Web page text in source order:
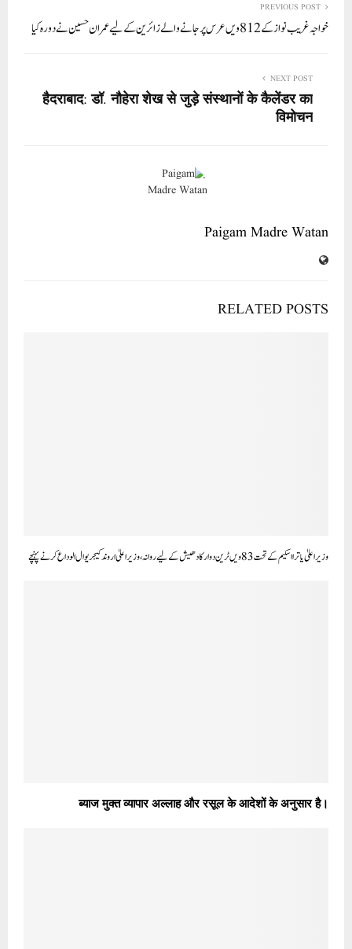
A
pp
ok
r
In PREVIOUS POST
خواجہ غریب نواز کے 812 ویں عرس پر جانے والے زائرین کے لیے عمران حسین نے دورہ کیا
NEXT POST
हैदराबाद: डॉ. नौहेरा शेख से जुड़े संस्थानों के कैलेंडर का
विमोचन
Paigam Madre Watan
RELATED POSTS
وزیر اعلیٰ یاترا اسکیم کے تحت 83ویں ٹرین دوارکادھیش کے لیے روانہ، وزیر اعلیٰ اروند کیجریوال الوداع کرنے پہنچے
ब्याज मुक्त व्यापार अल्लाह और रसूल के आदेशों के अनुसार है।